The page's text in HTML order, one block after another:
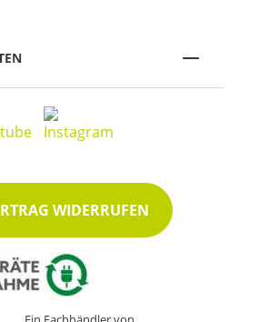
WIDERRUFEN